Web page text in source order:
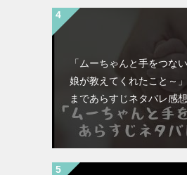
「ムーちゃんと手をつな
娘が教えてくれたこと～
まであらすじネタバレ感想